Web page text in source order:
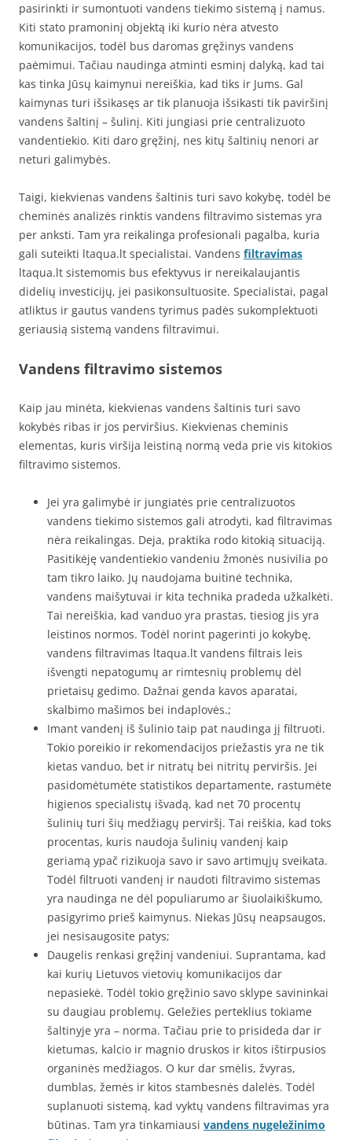
pasirinkti ir sumontuoti vandens tiekimo sistemą į namus.
Kiti stato pramoninį objektą iki kurio nėra atvesto
komunikacijos, todėl bus daromas gręžinys vandens
paėmimui. Tačiau naudinga atminti esminį dalyką, kad tai
kas tinka Jūsų kaimynui nereiškia, kad tiks ir Jums. Gal
kaimynas turi išsikasęs ar tik planuoja išsikasti tik paviršinį
vandens šaltinį – šulinį. Kiti jungiasi prie centralizuoto
vandentiekio. Kiti daro gręžinį, nes kitų šaltinių nenori ar
neturi galimybės.
Taigi, kiekvienas vandens šaltinis turi savo kokybę, todėl be
cheminės analizės rinktis vandens filtravimo sistemas yra
per anksti. Tam yra reikalinga profesionali pagalba, kuria
gali suteikti ltaqua.lt specialistai. Vandens filtravimas
ltaqua.lt sistemomis bus efektyvus ir nereikalaujantis
didelių investicijų, jei pasikonsultuosite. Specialistai, pagal
atliktus ir gautus vandens tyrimus padės sukomplektuoti
geriausią sistemą vandens filtravimui.
Vandens filtravimo sistemos
Kaip jau minėta, kiekvienas vandens šaltinis turi savo
kokybės ribas ir jos perviršius. Kiekvienas cheminis
elementas, kuris viršija leistiną normą veda prie vis kitokios
filtravimo sistemos.
Jei yra galimybė ir jungiatės prie centralizuotos
vandens tiekimo sistemos gali atrodyti, kad filtravimas
nėra reikalingas. Deja, praktika rodo kitokią situaciją.
Pasitikėję vandentiekio vandeniu žmonės nusivilia po
tam tikro laiko. Jų naudojama buitinė technika,
vandens maišytuvai ir kita technika pradeda užkalkėti.
Tai nereiškia, kad vanduo yra prastas, tiesiog jis yra
leistinos normos. Todėl norint pagerinti jo kokybę,
vandens filtravimas ltaqua.lt vandens filtrais leis
išvengti nepatogumų ar rimtesnių problemų dėl
prietaisų gedimo. Dažnai genda kavos aparatai,
skalbimo mašimos bei indaplovės.;
Imant vandenį iš šulinio taip pat naudinga jį filtruoti.
Tokio poreikio ir rekomendacijos priežastis yra ne tik
kietas vanduo, bet ir nitratų bei nitritų perviršis. Jei
pasidomėtumėte statistikos departamente, rastumėte
higienos specialistų išvadą, kad net 70 procentų
šulinių turi šių medžiagų perviršį. Tai reiškia, kad toks
procentas, kuris naudoja šulinių vandenį kaip
geriamą ypač rizikuoja savo ir savo artimųjų sveikata.
Todėl filtruoti vandenį ir naudoti filtravimo sistemas
yra naudinga ne dėl populiarumo ar šiuolaikiškumo,
pasigyrimo prieš kaimynus. Niekas Jūsų neapsaugos,
jei nesisaugosite patys;
Daugelis renkasi gręžinį vandeniui. Suprantama, kad
kai kurių Lietuvos vietovių komunikacijos dar
nepasiekė. Todėl tokio gręžinio savo sklype savininkai
su daugiau problemų. Geležies perteklius tokiame
šaltinyje yra – norma. Tačiau prie to prisideda dar ir
kietumas, kalcio ir magnio druskos ir kitos ištirpusios
organinės medžiagos. O kur dar smėlis, žvyras,
dumblas, žemės ir kitos stambesnės dalelės. Todėl
suplanuoti sistemą, kad vyktų vandens filtravimas yra
būtinas. Tam yra tinkamiausi vandens nugeležinimo